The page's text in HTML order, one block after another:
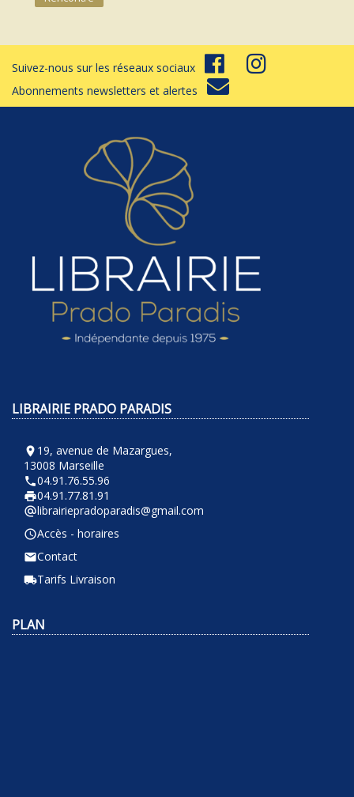
Suivez-nous sur les réseaux sociaux
Abonnements newsletters et alertes
LIBRAIRIE PRADO PARADIS
room 19, avenue de Mazargues,
13008 Marseille
phone04.91.76.55.96
local_printshop04.91.77.81.91
alternate_emaillibrairiepradoparadis@gmail.com
query_builderAccès - horaires
emailContact
local_shippingTarifs Livraison
PLAN